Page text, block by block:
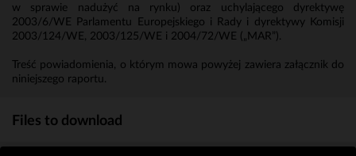
w sprawie nadużyć na rynku) oraz uchylającego dyrektywę
2003/6/WE Parlamentu Europejskiego i Rady i dyrektywy Komisji
2003/124/WE, 2003/125/WE i 2004/72/WE („MAR”).
Treść powiadomienia, o którym mowa powyżej zawiera załącznik do
niniejszego raportu.
Files to download